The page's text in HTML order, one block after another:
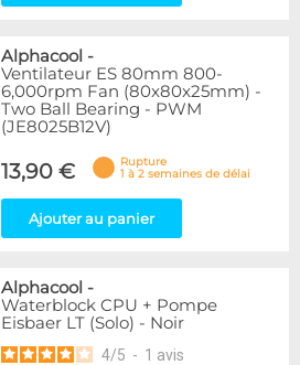
Alphacool -
Ventilateur ES 80mm 800-
6,000rpm Fan (80x80x25mm) -
Two Ball Bearing - PWM
(JE8025B12V)
13,90 €
Rupture
1 à 2 semaines de délai
Ajouter au panier
Alphacool -
Waterblock CPU + Pompe
Eisbaer LT (Solo) - Noir
4/5 - 1 avis